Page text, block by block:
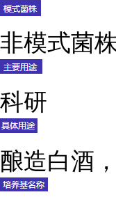
非模式菌
科研
酿造白酒